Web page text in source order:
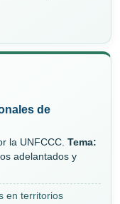
de
la UNFCCC. Tema:
adelantados y
en territorios